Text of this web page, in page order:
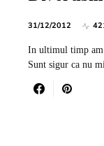
31/12/2012
In ultimul timp am
Sunt sigur ca nu